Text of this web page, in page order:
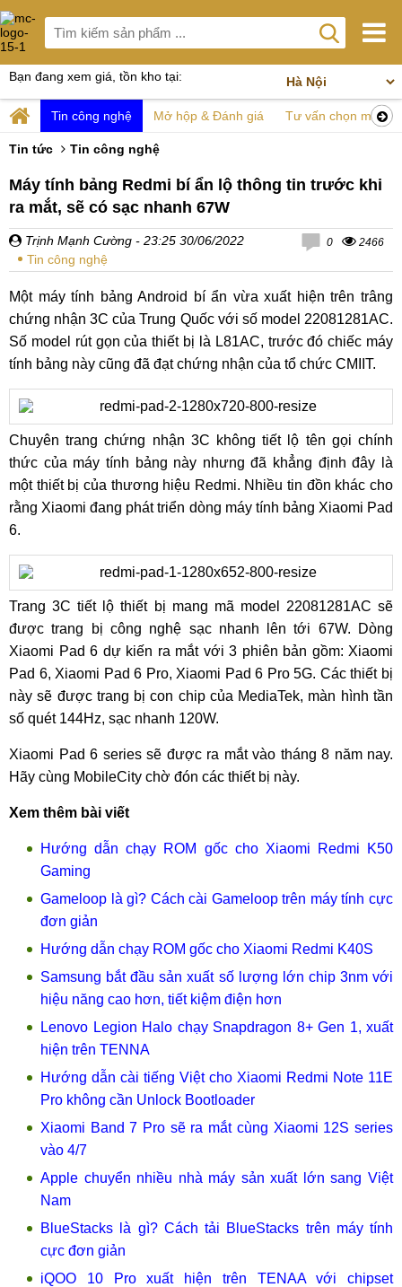
Bạn đang xem giá, tồn kho tại:
Tin công nghệ Mở hộp & Đánh giá Tư vấn chọn mua
Tin tức Tin công nghệ
Máy tính bảng Redmi bí ẩn lộ thông tin trước khi
ra mắt, sẽ có sạc nhanh 67W
Trịnh Mạnh Cường - 23:25 30/06/2022
Tin công nghệ
0 2466
Một máy tính bảng Android bí ẩn vừa xuất hiện trên trâng
chứng nhận 3C của Trung Quốc với số model 22081281AC.
Số model rút gọn của thiết bị là L81AC, trước đó chiếc máy
tính bảng này cũng đã đạt chứng nhận của tổ chức CMIIT.
Chuyên trang chứng nhận 3C không tiết lộ tên gọi chính
thức của máy tính bảng này nhưng đã khẳng định đây là
một thiết bị của thương hiệu Redmi. Nhiều tin đồn khác cho
rằng Xiaomi đang phát triển dòng máy tính bảng Xiaomi Pad
6.
Trang 3C tiết lộ thiết bị mang mã model 22081281AC sẽ
được trang bị công nghệ sạc nhanh lên tới 67W. Dòng
Xiaomi Pad 6 dự kiến ra mắt với 3 phiên bản gồm: Xiaomi
Pad 6, Xiaomi Pad 6 Pro, Xiaomi Pad 6 Pro 5G. Các thiết bị
này sẽ được trang bị con chip của MediaTek, màn hình tần
số quét 144Hz, sạc nhanh 120W.
Xiaomi Pad 6 series sẽ được ra mắt vào tháng 8 năm nay.
Hãy cùng MobileCity chờ đón các thiết bị này.
Xem thêm bài viết
Hướng dẫn chạy ROM gốc cho Xiaomi Redmi K50
Gaming
Gameloop là gì? Cách cài Gameloop trên máy tính cực
đơn giản
Hướng dẫn chạy ROM gốc cho Xiaomi Redmi K40S
Samsung bắt đầu sản xuất số lượng lớn chip 3nm với
hiệu năng cao hơn, tiết kiệm điện hơn
Lenovo Legion Halo chạy Snapdragon 8+ Gen 1, xuất
hiện trên TENNA
Hướng dẫn cài tiếng Việt cho Xiaomi Redmi Note 11E
Pro không cần Unlock Bootloader
Xiaomi Band 7 Pro sẽ ra mắt cùng Xiaomi 12S series
vào 4/7
Apple chuyển nhiều nhà máy sản xuất lớn sang Việt
Nam
BlueStacks là gì? Cách tải BlueStacks trên máy tính
cực đơn giản
iQOO 10 Pro xuất hiện trên TENAA với chipset